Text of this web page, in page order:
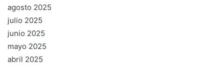
agosto 2025
julio 2025
junio 2025
mayo 2025
abril 2025